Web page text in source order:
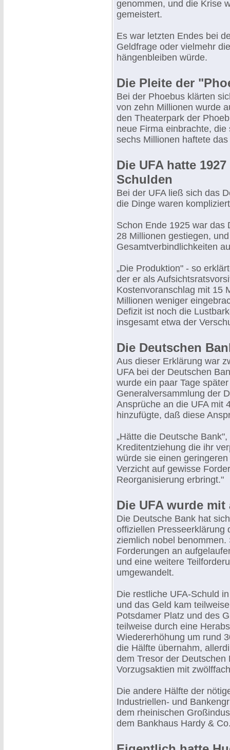
genommen, und die Krise
gemeistert.
Es war letzten Endes bei
Geldfrage oder vielmehr
hängenbleiben würde.
Die Pleite der
Bei der Phoebus klärten
von zehn Millionen wurde
den Theaterpark der
neue Firma einbrachte,
sechs Millionen haftete
Die UFA hatte
Schulden
Bei der UFA ließ sich das
die Dinge waren
Schon Ende 1925 war das
28 Millionen gestiegen,
Gesamtverbindlichkeiten
„Die Produktion" - so
der er als
Kostenvoranschlag mit 15
Millionen weniger
Defizit ist noch die
insgesamt etwa der
Die Deutschen
Aus dieser Erklärung war
UFA bei der Deutschen
wurde ein paar Tage
Generalversammlung der
Ansprüche an die UFA mit
hinzufügte, daß diese
„Hätte die Deutsche
Kreditentziehung die ihr
würde sie einen
Verzicht auf gewisse
Reorganisierung erbringt."
Die UFA wurde
Die Deutsche Bank hat
offiziellen Presseerklärung
ziemlich nobel
Forderungen an
und eine weitere
umgewandelt.
Die restliche UFA-Schuld
und das Geld kam
Potsdamer Platz und des
teilweise durch eine
Wiedererhöhung um rund
die Hälfte übernahm,
dem Tresor der
Vorzugsaktien mit
Die andere Hälfte der
Industriellen- und
dem rheinischen
dem Bankhaus Hardy &